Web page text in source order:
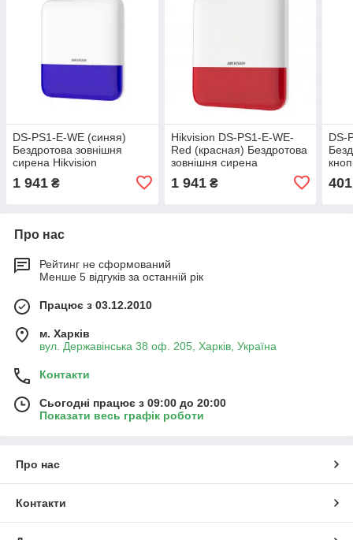
DS-PS1-E-WE (синяя)
Бездротова зовнішня
сирена Hikvision
1 941 ₴
Hikvision DS-PS1-E-WE-
Red (красная) Бездротова
зовнішня сирена
1 941₴
DS-
401
Про нас
Рейтинг не сформований
Менше 5 відгуків за останній рік
Працює з 03.12.2010
м. Харків
вул. Державінська 38 оф. 205, Харків, Україна
Контакти
Сьогодні працює з 09:00 до 20:00
Показати весь графік роботи
Про нас
Контакти